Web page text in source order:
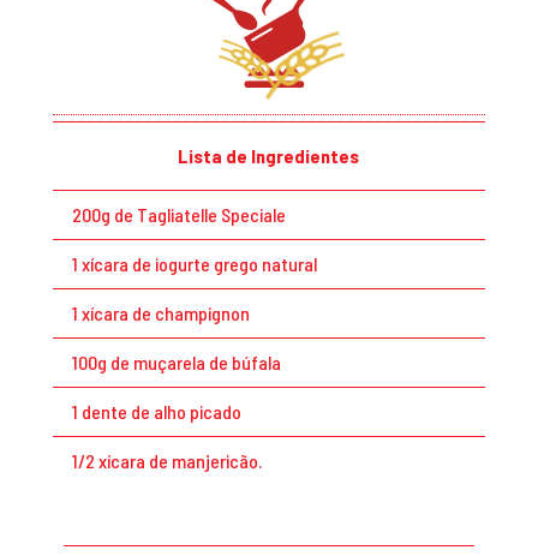
Lista de Ingredientes
200g de Tagliatelle Speciale
1 xícara de iogurte grego natural
1 xícara de champignon
100g de muçarela de búfala
1 dente de alho picado
1/2 xícara de manjericão.